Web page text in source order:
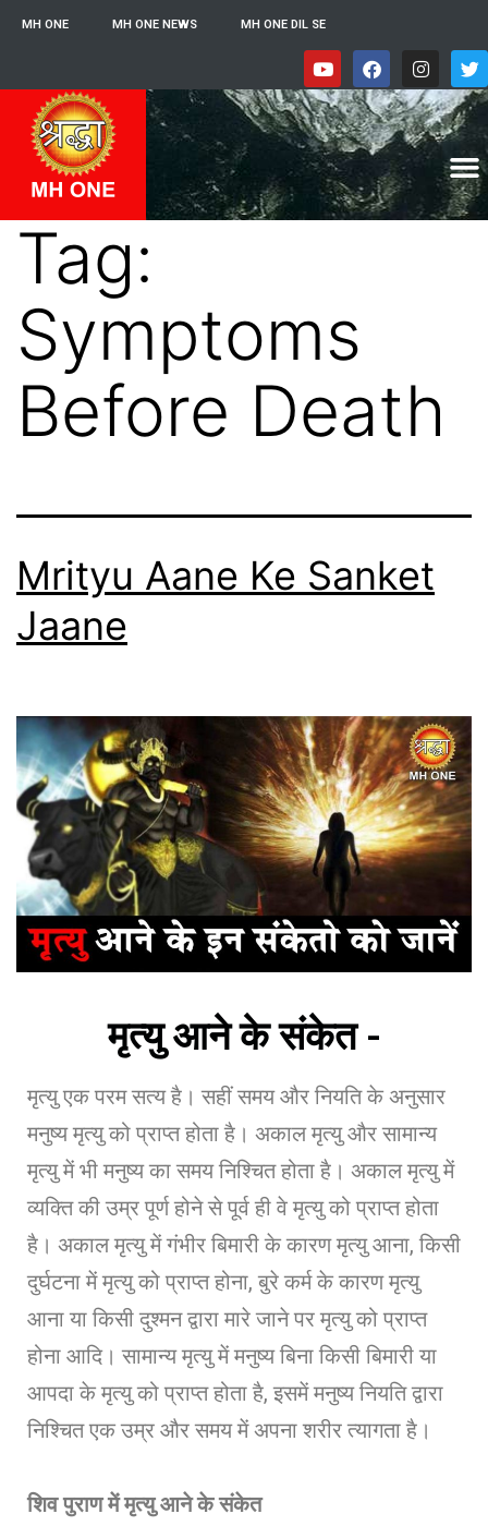
MH ONE MH ONE NEWS MH ONE DIL SE
Tag:
Symptoms
Before Death
Mrityu Aane Ke Sanket
Jaane
मृत्यु आने के संकेत -
मृत्यु एक परम सत्य है। सहीं समय और नियति के अनुसार
मनुष्य मृत्यु को प्राप्त होता है। अकाल मृत्यु और सामान्य
मृत्यु में भी मनुष्य का समय निश्चित होता है। अकाल मृत्यु में
व्यक्ति की उम्र पूर्ण होने से पूर्व ही वे मृत्यु को प्राप्त होता
है। अकाल मृत्यु में गंभीर बिमारी के कारण मृत्यु आना, किसी
दुर्घटना में मृत्यु को प्राप्त होना, बुरे कर्म के कारण मृत्यु
आना या किसी दुश्मन द्वारा मारे जाने पर मृत्यु को प्राप्त
होना आदि। सामान्य मृत्यु में मनुष्य बिना किसी बिमारी या
आपदा के मृत्यु को प्राप्त होता है, इसमें मनुष्य नियति द्वारा
निश्चित एक उम्र और समय में अपना शरीर त्यागता है।
शिव पुराण में मृत्यु आने के संकेत